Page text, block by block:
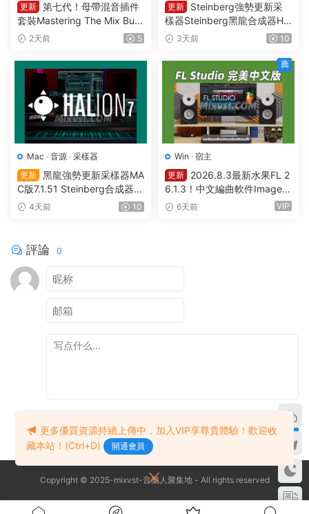
更新 第七代！母帶混音插件
套裝Mastering The Mix Bun
dle v2026.08.03 U2B MAC-
2天前 5
更新
Steinberg強勢更新采
樣器Steinberg黑龍合成器HA
Lion v7.5.0 WIN
3天前 10
Mac · 音源 · 采樣器
更新 黑龍強勢更新采樣器MA
C版7.1.51 Steinberg合成器St
einberg HALion v7.1.51 MAC
4天前 10
Win · 宿主
更新
2026.8.3最新水果FL 2
6.1.3！中文編曲軟件Image-L
ine – FL Studio Producer Edi
6天前 VIP
薦
評論 0
提交
Copyright © 2025-mixvst-音樂人聚集地 - All rights reserved
更多優質資源持續上傳中，加入VIP享尊貴體驗！歡迎收
藏本站！(Ctrl+D)
開通會員